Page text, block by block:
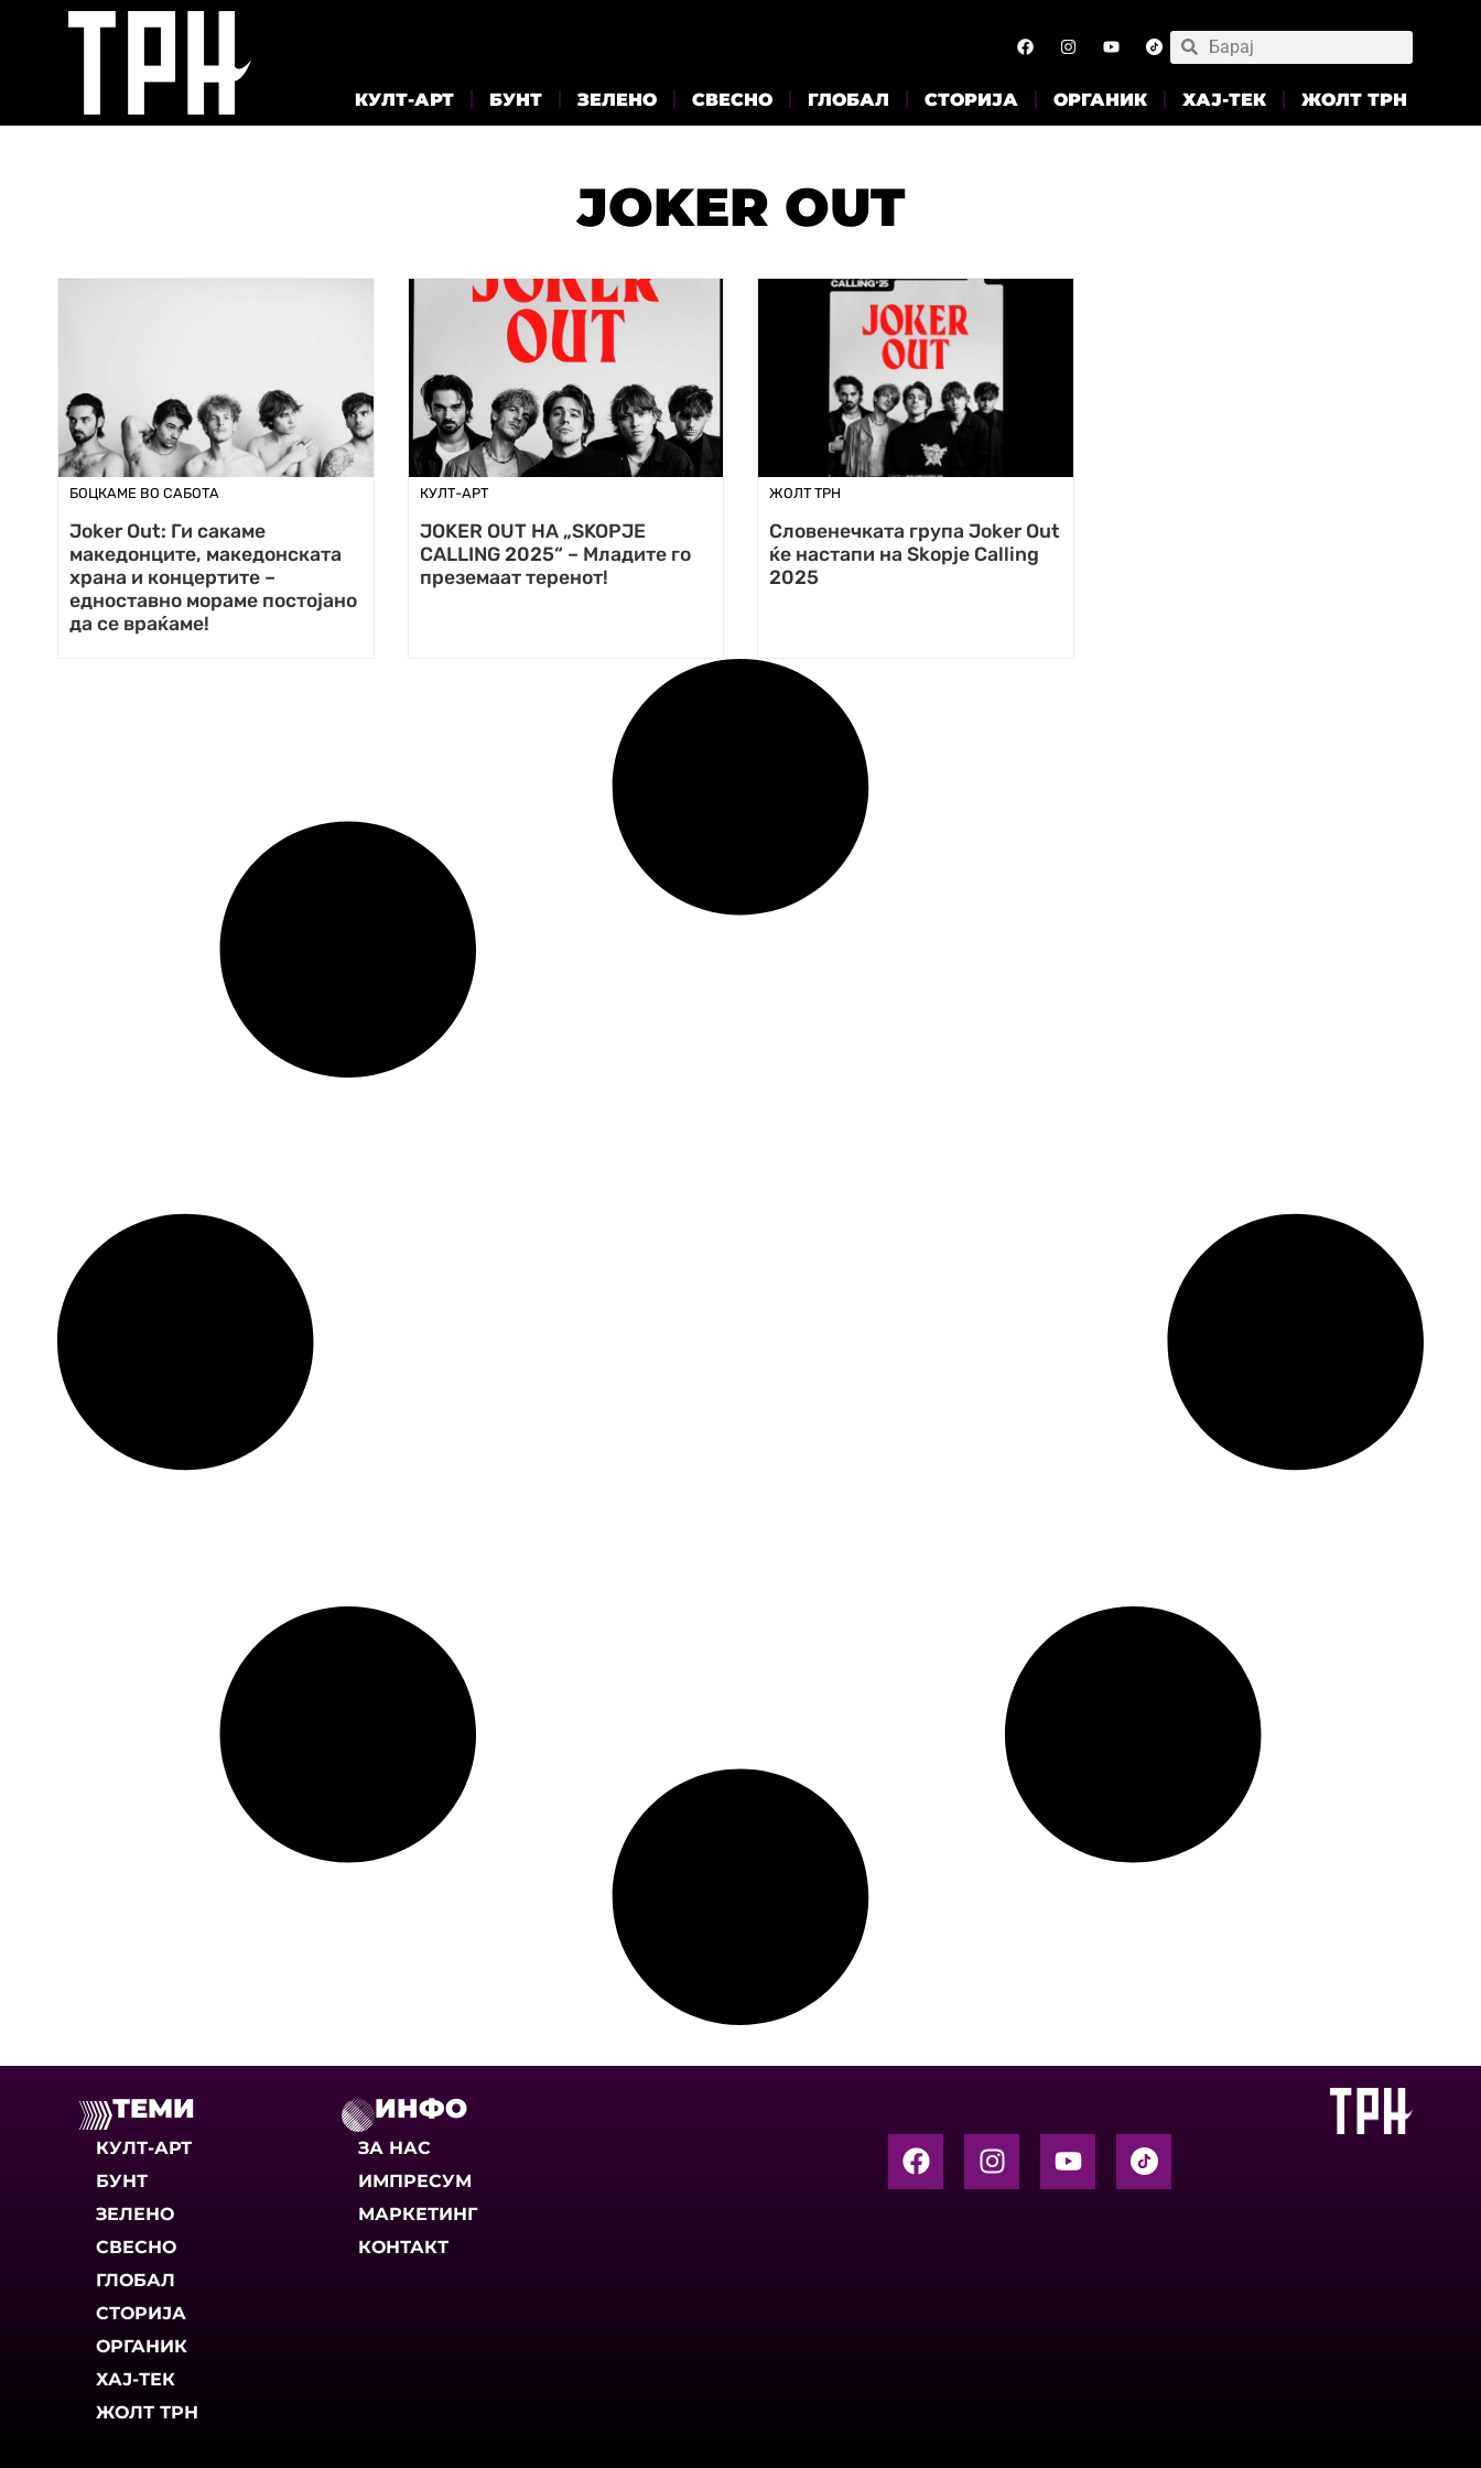
КУЛТ-АРТ БУНТ ЗЕЛЕНО СВЕСНО ГЛОБАЛ СТОРИЈА ОРГАНИК ХАЈ-ТЕК ЖОЛТ ТРН
JOKER OUT
БОЦКАМЕ ВО САБОТА
Joker Out: Ги сакаме
македонците, македонската
храна и концертите –
едноставно мораме постојано
да се враќаме!
КУЛТ-АРТ
JOKER OUT НА „SKOPJE
CALLING 2025“ – Младите го
преземаат теренот!
ЖОЛТ ТРН
Словенечката група Joker Out
ќе настапи на Skopje Calling
2025
ТЕМИ
КУЛТ-АРТ
БУНТ
ЗЕЛЕНО
СВЕСНО
ГЛОБАЛ
СТОРИЈА
ОРГАНИК
ХАЈ-ТЕК
ЖОЛТ ТРН
ИНФО
ЗА НАС
ИМПРЕСУМ
МАРКЕТИНГ
КОНТАКТ